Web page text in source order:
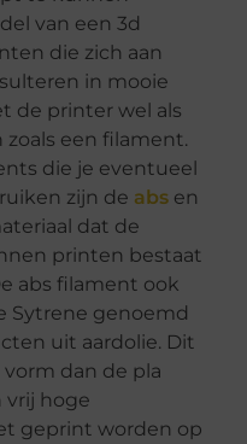
van een 3d
die zich aan
in mooie
de printer wel als
een filament.
die je eventueel
zijn de abs en
dat de
printen bestaat
abs filament ook
Sytrene genoemd
uit aardolie. Dit
dan de pla
vrij hoge
geprint worden op